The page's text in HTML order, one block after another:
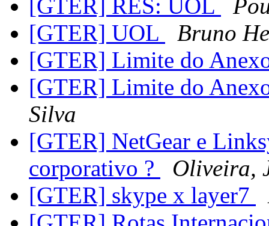
[GTER] RES: UOL
[GTER] UOL
Bruno
[GTER] Limite do
[GTER] Limite do
Silva
[GTER] NetGear e
corporativo ?
Oliveira,
[GTER] skype x layer7